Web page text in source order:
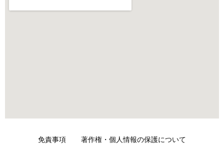
免責事項 著作権・個人情報の保護について